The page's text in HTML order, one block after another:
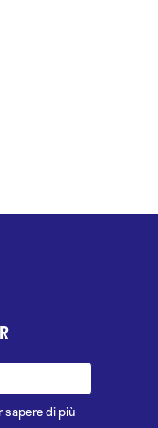
sapere di più